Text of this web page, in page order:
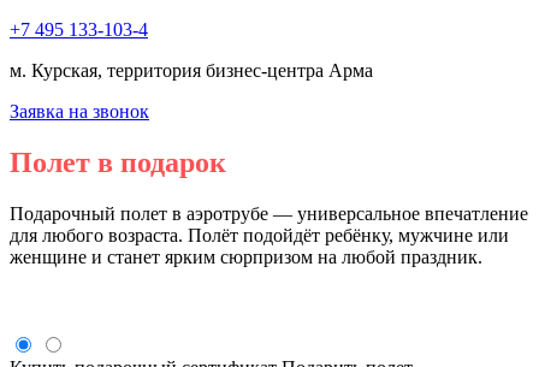
+7 495 133-103-4
м. Курская, территория бизнес-центра Арма
Заявка на звонок
Полет в подарок
Подарочный полет в аэротрубе — универсальное впечатление
для любого возраста. Полёт подойдёт ребёнку, мужчине или
женщине и станет ярким сюрпризом на любой праздник.